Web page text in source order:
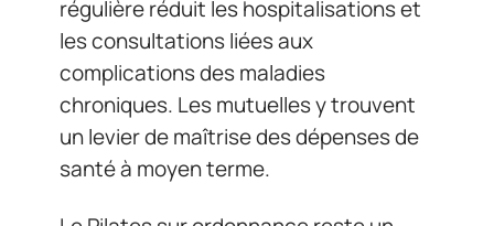
régulière réduit les hospitalisations et
les consultations liées aux
complications des maladies
chroniques. Les mutuelles y trouvent
un levier de maîtrise des dépenses de
santé à moyen terme.